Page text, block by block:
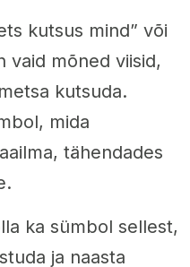
kutsus mind” või
vaid mõned viisid,
kutsuda.
mida
tähendades
ka sümbol sellest,
ja naasta